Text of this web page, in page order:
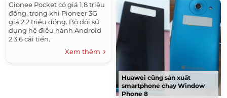
Gionee Pocket có giá 1,8 triệu
đồng, trong khi Pioneer 3G
giá 2,2 triệu đồng. Bộ đôi sử
dụng hệ điều hành Android
2.3.6 cải tiến.
Xem thêm
Huawei cũng sản xuất
smartphone chạy Window
Phone 8